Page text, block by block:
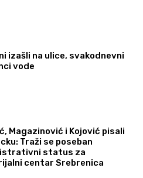
izašli na ulice, svakodnevni
vode
Magazinović i Kojović pisali
Traži se poseban
status za
centar Srebrenica